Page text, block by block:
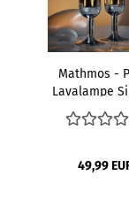
Mathmos -
Lavalampe
Violet
49,99